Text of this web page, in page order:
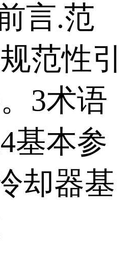
言.范
范性引
3术语
基本参
却器基